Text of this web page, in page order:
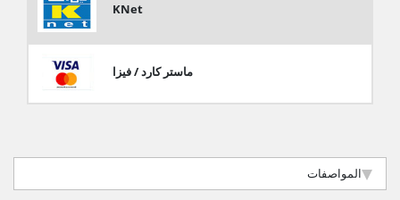
KNet
ماستر كارد / فيزا
المواصفات